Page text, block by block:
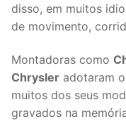
disso, em muitos
de movimento,
Montadoras como
Chrysler adotaram
muitos dos seus
gravados na